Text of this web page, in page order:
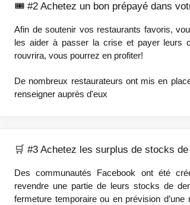
🎟️ #2 Achetez un bon prépayé dans
Afin de soutenir vos restaurants favoris,
les aider à passer la crise et payer leurs
rouvrira, vous pourrez en profiter!
De nombreux restaurateurs ont mis en
renseigner auprès d'eux
🛒 #3 Achetez les surplus de stocks
Des communautés Facebook ont été
revendre une partie de leurs stocks de
fermeture temporaire ou en prévision